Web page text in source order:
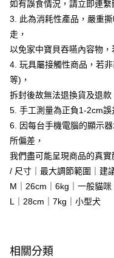
宅配
每筆NT$120，滿
付款後門市自取
每筆NT$60，滿
海外配送-港/澳/新/馬/泰國專
海外配送-其他亞洲地區
海外配送-歐美地區
如有誤食情況，請立即連繫
3. 此為消耗性產品，嚴重
走，
以免家中寶貝吞嚥內容物，
4. 玩具屬接觸性商品，若
等)，
拆封後故無法退換貨及退款
5. 手工測量為正負1-2cm誤
6. 因每台手機電腦的顯示
所偏差，
我們盡可能呈現商品的真
/ 尺寸｜最大調節範圍｜建
M｜26cm｜6kg｜一般貓咪
L｜28cm｜7kg｜小型犬
相關分類